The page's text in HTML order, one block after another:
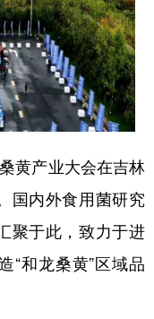
黄产业大会在吉林
国内外食用菌研究
聚于此，致力于进
“和龙桑黄”区域品